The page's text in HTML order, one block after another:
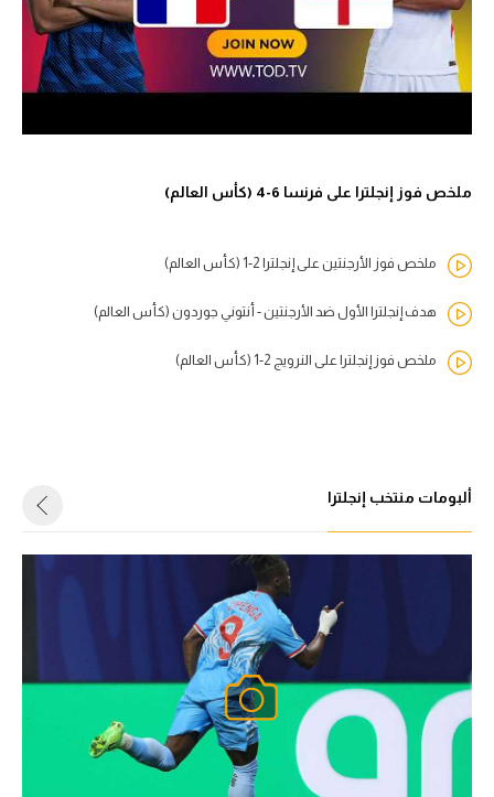
ملخص فوز إنجلترا على فرنسا 6-4 (كأس العالم)
ملخص فوز الأرجنتين على إنجلترا 2-1 (كأس العالم)
هدف إنجلترا الأول ضد الأرجنتين - أنتوني جوردون (كأس العالم)
ملخص فوز إنجلترا على النرويج 2-1 (كأس العالم)
ألبومات منتخب إنجلترا